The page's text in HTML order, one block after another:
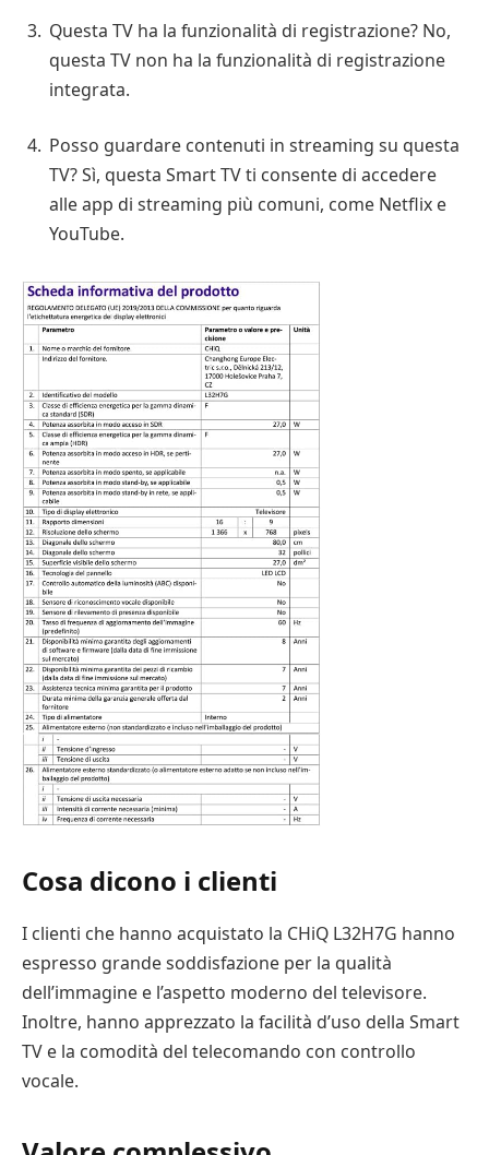
Questa TV ha la funzionalità di registrazione? No,
questa TV non ha la funzionalità di registrazione
integrata.
Posso guardare contenuti in streaming su questa
TV? Sì, questa Smart TV ti consente di accedere
alle app di streaming più comuni, come Netflix e
YouTube.
Cosa dicono i clienti
I clienti che hanno acquistato la CHiQ L32H7G hanno
espresso grande soddisfazione per la qualità
dell’immagine e l’aspetto moderno del televisore.
Inoltre, hanno apprezzato la facilità d’uso della Smart
TV e la comodità del telecomando con controllo
vocale.